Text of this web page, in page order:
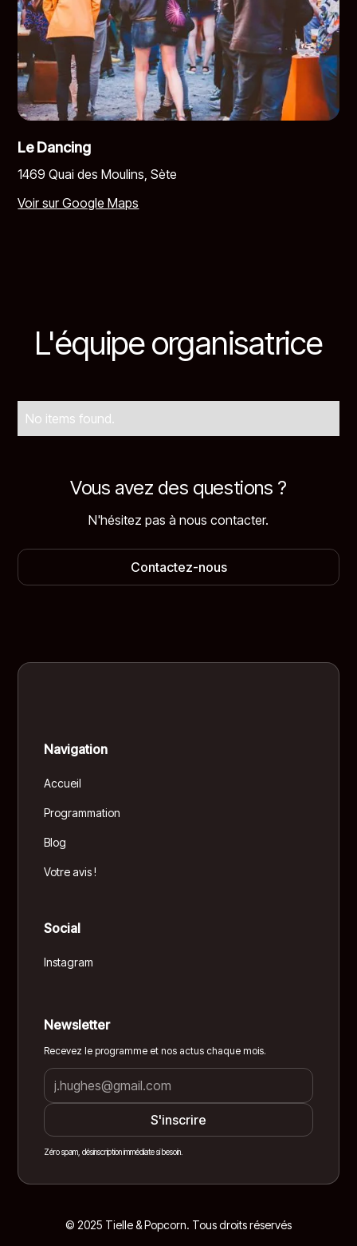
Le Dancing
1469 Quai des Moulins, Sète
Voir sur Google Maps
L'équipe organisatrice
No items found.
Vous avez des questions ?
N'hésitez pas à nous contacter.
Contactez-nous
Navigation
Accueil
Programmation
Blog
Votre avis !
Social
Instagram
Newsletter
Recevez le programme et nos actus chaque mois.
Zéro spam, désinscription immédiate si besoin.
© 2025 Tielle & Popcorn. Tous droits réservés